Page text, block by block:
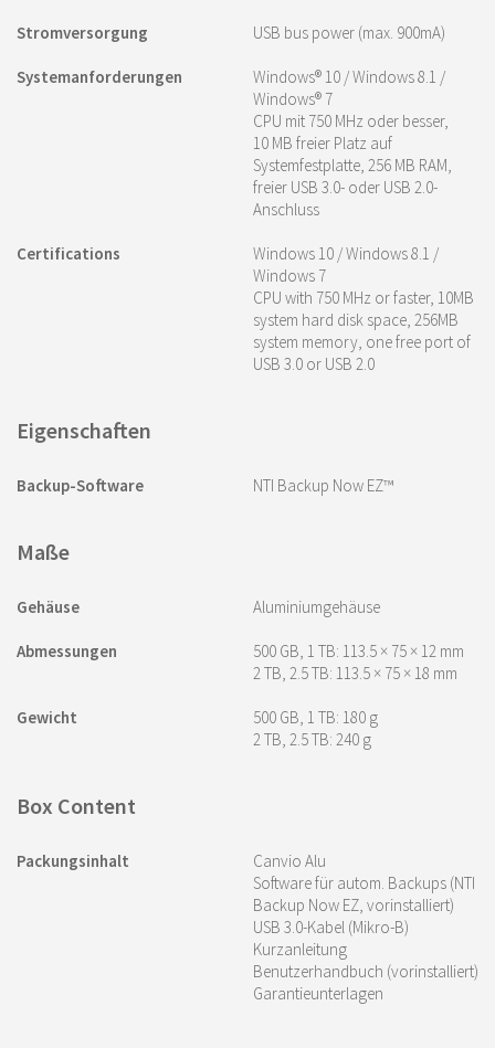
Stromversorgung USB bus power (max. 900mA)
Systemanforderungen
Windows® 10 / Windows 8.1 /
Windows® 7
CPU mit 750 MHz oder besser,
10 MB freier Platz auf
Systemfestplatte, 256 MB RAM,
freier USB 3.0- oder USB 2.0-
Anschluss
Certifications
Windows 10 / Windows 8.1 /
Windows 7
CPU with 750 MHz or faster, 10MB
system hard disk space, 256MB
system memory, one free port of
USB 3.0 or USB 2.0
Eigenschaften
Backup-Software NTI Backup Now EZ™
Maße
Gehäuse Aluminiumgehäuse
Abmessungen
500 GB, 1 TB: 113.5 × 75 × 12 mm
2 TB, 2.5 TB: 113.5 × 75 × 18 mm
Gewicht
500 GB, 1 TB: 180 g
2 TB, 2.5 TB: 240 g
Box Content
Packungsinhalt
Canvio Alu
Software für autom. Backups (NTI
Backup Now EZ, vorinstalliert)
USB 3.0-Kabel (Mikro-B)
Kurzanleitung
Benutzerhandbuch (vorinstalliert)
Garantieunterlagen